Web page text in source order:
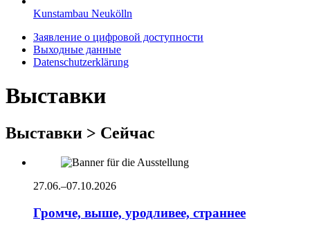
Kunstambau Neukölln
Заявление о цифровой доступности
Выходные данные
Datenschutzerklärung
Выставки
Выставки > Сейчас
27.06.–07.10.2026
Громче, выше, уродливее, страннее